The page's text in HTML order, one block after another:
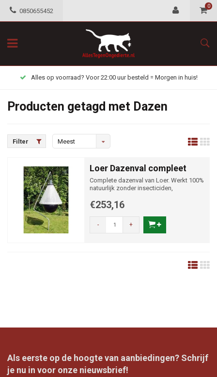
0850655452
0
Alles op voorraad? Voor 22:00 uur besteld = Morgen in huis!
Producten getagd met Dazen
Filter
Meest
Loer Dazenval compleet
Complete dazenval van Loer. Werkt 100%
natuurlijk zonder insecticiden,
€253,16
- +
Als eerste op de hoogte van aanbiedingen? Schrijf
je nu in voor onze nieuwsbrief!